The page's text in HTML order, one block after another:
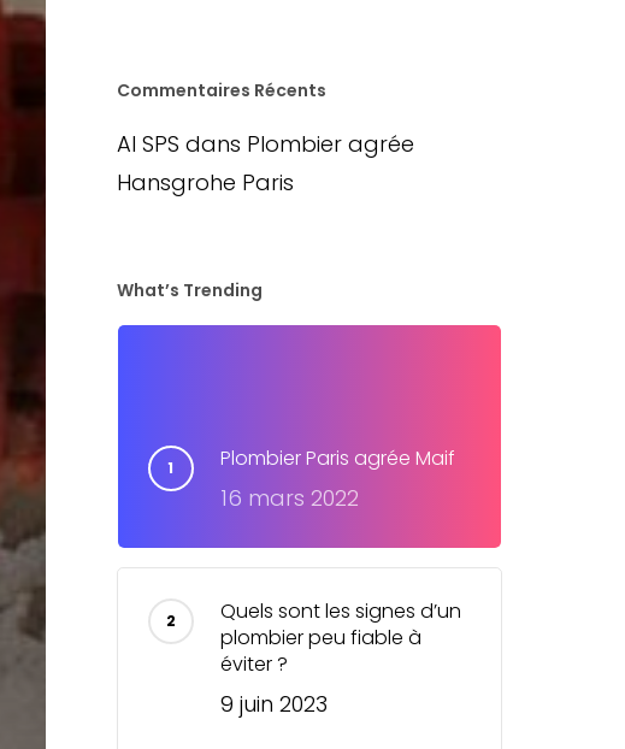
Commentaires Récents
AI SPS dans Plombier agrée
Hansgrohe Paris
What’s Trending
Plombier Paris agrée Maif
16 mars 2022
Quels sont les signes d’un
plombier peu fiable à
éviter ?
9 juin 2023